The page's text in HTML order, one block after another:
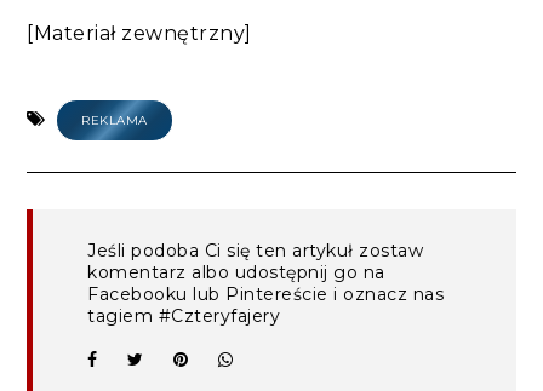
[Materiał zewnętrzny]
REKLAMA
Jeśli podoba Ci się ten artykuł zostaw
komentarz albo udostępnij go na
Facebooku lub Pintereście i oznacz nas
tagiem #Czteryfajery